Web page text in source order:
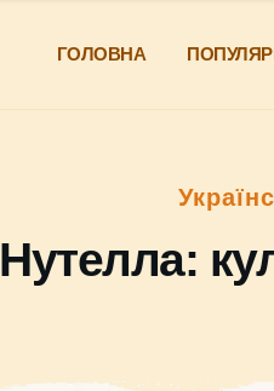
ГОЛОВНА
Нутелла: